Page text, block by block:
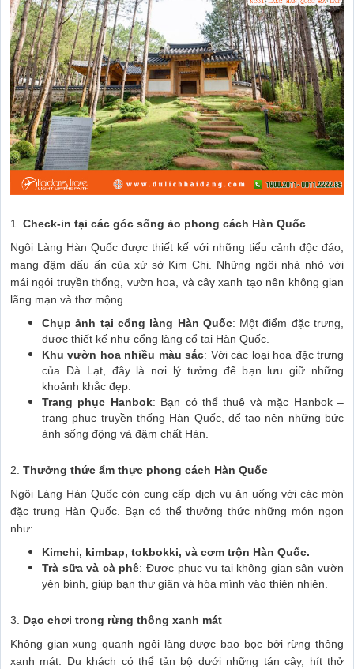
1. Check-in tại các góc sống ảo phong cách Hàn Quốc
Ngôi Làng Hàn Quốc được thiết kế với những tiểu cảnh độc đáo,
mang đậm dấu ấn của xứ sở Kim Chi. Những ngôi nhà nhỏ với
mái ngói truyền thống, vườn hoa, và cây xanh tạo nên không gian
lãng mạn và thơ mộng.
Chụp ảnh tại cổng làng Hàn Quốc: Một điểm đặc trưng,
được thiết kế như cổng làng cổ tại Hàn Quốc.
Khu vườn hoa nhiều màu sắc: Với các loại hoa đặc trưng
của Đà Lạt, đây là nơi lý tưởng để bạn lưu giữ những
khoảnh khắc đẹp.
Trang phục Hanbok: Bạn có thể thuê và mặc Hanbok –
trang phục truyền thống Hàn Quốc, để tạo nên những bức
ảnh sống động và đậm chất Hàn.
2. Thưởng thức ẩm thực phong cách Hàn Quốc
Ngôi Làng Hàn Quốc còn cung cấp dịch vụ ăn uống với các món
đặc trưng Hàn Quốc. Bạn có thể thưởng thức những món ngon
như:
Kimchi, kimbap, tokbokki, và cơm trộn Hàn Quốc.
Trà sữa và cà phê: Được phục vụ tại không gian sân vườn
yên bình, giúp bạn thư giãn và hòa mình vào thiên nhiên.
3. Dạo chơi trong rừng thông xanh mát
Không gian xung quanh ngôi làng được bao bọc bởi rừng thông
xanh mát. Du khách có thể tản bộ dưới những tán cây, hít thở